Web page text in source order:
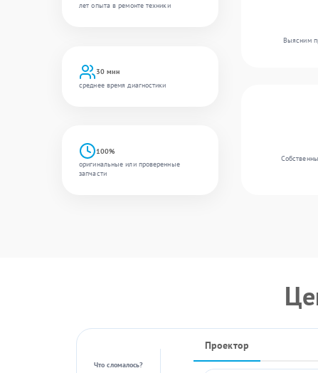
лет опыта в ремонте техники
30 мин
среднее время диагностики
100%
оригинальные или проверенные
запчасти
Выясним
Что сломалось?
Проектор